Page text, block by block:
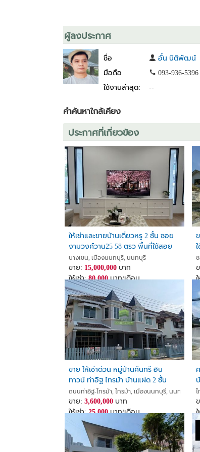
ผู้ลงประกาศ
ชื่อ
อั๋น นิติพัฒน์
มือถือ
093-936-5396
ใช้งานล่าสุด:
--
คำค้นหาใกล้เคียง
ประกาศที่เกี่ยวข้อง
ให้เช่าและขายบ้านเดี่ยวหรู 2 ชั้น ซอย
งามวงศ์วาน25 58 ตรว พื้นที่ใช้สอย
275 ตรม ตรงข้าม เดอะมอลล์
งามวงศ์วาน ขึ้นลงทางด่วนง่าย
บางเขน, เมืองนนทบุรี, นนทบุรี
ขาย: 15,000,000บาท
ให้เช่า:80,000บาท/เดือน
ขาย ให้เช่าด่วน หมู่บ้านคันทรี อิน
ทาวน์ ท่าอิฐ ไทรม้า บ้านแฝด 2 ชั้น
เนื้อที่ 35 ตร.ว เมืองนนทบุรี รีโนเวท
ใหม่
ถนนท่าอิฐ-ไทรม้า, ไทรม้า, เมืองนนทบุรี, นนทบุรี
ขาย: 3,600,000บาท
ให้เช่า:25,000บาท/เดือน